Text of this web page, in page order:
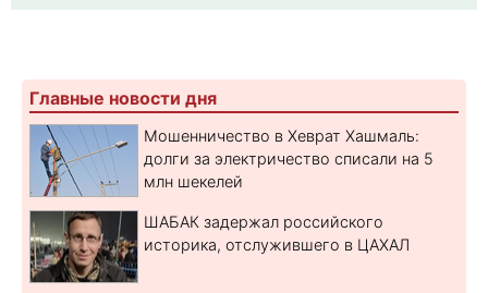
Главные новости дня
Мошенничество в Хеврат Хашмаль:
долги за электричество списали на 5
млн шекелей
ШАБАК задержал российского
историка, отслужившего в ЦАХАЛ